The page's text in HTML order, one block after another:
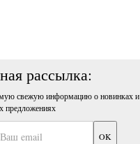
рассылка:
свежую информацию о новинках и
предложениях